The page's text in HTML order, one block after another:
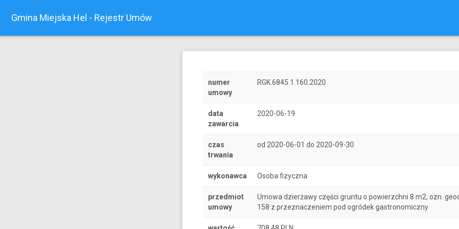
Gmina Miejska Hel - Rejestr Umów
numer
umowy
RGK.6845.1.160.2020
data
zawarcia
2020-06-19
czas
trwania
od 2020-06-01 do 2020-09-30
wykonawca Osoba fizyczna
przedmiot
umowy
Umowa dzierżawy części gruntu o powierzchni 8 m2, ozn.
158 z przeznaczeniem pod ogródek gastronomiczny